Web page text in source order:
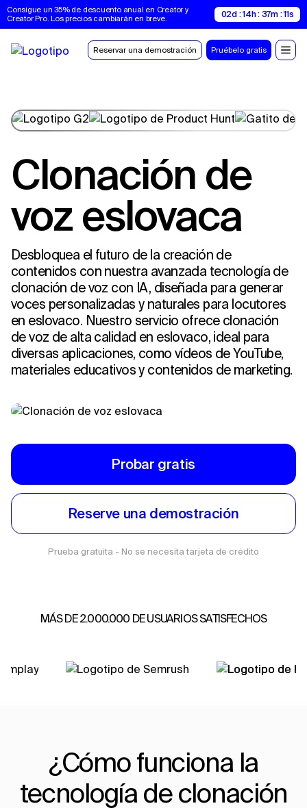
Consigue un 35% de descuento anual en Creator y
Creator Pro. Los precios cambiarán en breve.
02d : 14h : 37m : 10s
Reservar una demostración Pruébelo gratis
Clonación de
voz eslovaca
Desbloquea el futuro de la creación de
contenidos con nuestra avanzada tecnología de
clonación de voz con IA, diseñada para generar
voces personalizadas y naturales para locutores
en eslovaco. Nuestro servicio ofrece clonación
de voz de alta calidad en eslovaco, ideal para
diversas aplicaciones, como vídeos de YouTube,
materiales educativos y contenidos de marketing.
Probar gratis
Reserve una demostración
Prueba gratuita - No se necesita tarjeta de crédito
MÁS DE 2.000.000 DE USUARIOS SATISFECHOS
¿Cómo funciona la
tecnología de clonación